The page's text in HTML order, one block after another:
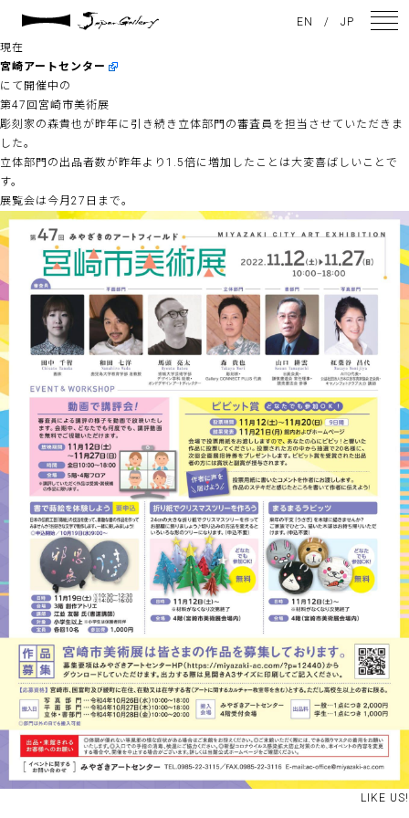
立体部門の審査員
現在
宮崎アートセンター
にて開催中の
第47回宮崎市美術展
彫刻家の森貴也が昨年に引き続き立体部門の審査員を担当させていただきま
した。
立体部門の出品者数が昨年より1.5倍に増加したことは大変喜ばしいことで
す。
展覧会は今月27日まで。
LIKE US!
EN / JP
ARTISTS
GALLERY
INSPIRATION
ABOUT US
CONTACT
FACEBOOK
INSTAGRAM